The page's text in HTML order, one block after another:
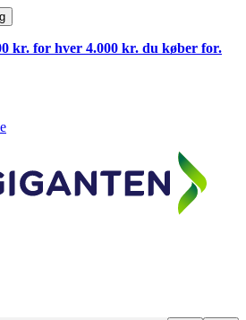
kr. for hver 4.000 kr. du køber for.